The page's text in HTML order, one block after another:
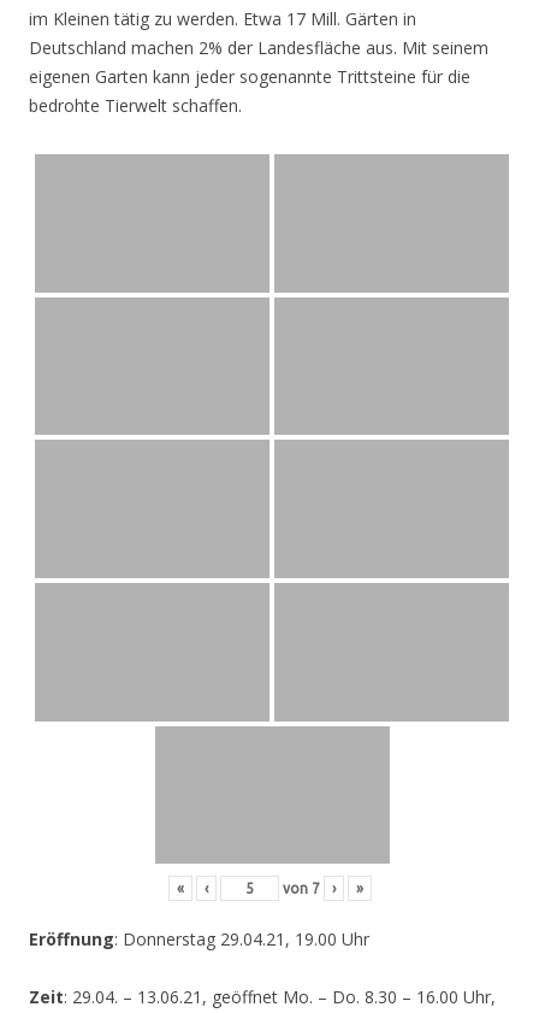
im Kleinen tätig zu werden. Etwa 17 Mill. Gärten in
Deutschland machen 2% der Landesfläche aus. Mit seinem
eigenen Garten kann jeder sogenannte Trittsteine für die
bedrohte Tierwelt schaffen.
« ‹ von 7 › »
Eröffnung: Donnerstag 29.04.21, 19.00 Uhr
Zeit: 29.04. – 13.06.21, geöffnet Mo. – Do. 8.30 – 16.00 Uhr,